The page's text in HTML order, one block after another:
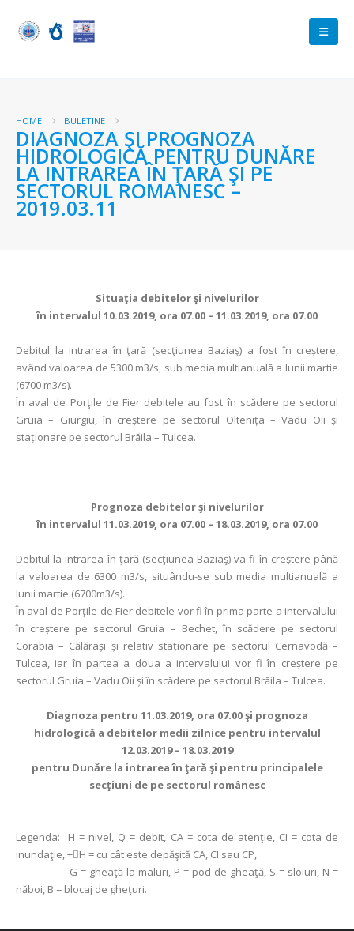
HOME BULETINE
DIAGNOZA ŞI PROGNOZA
HIDROLOGICĂ PENTRU DUNĂRE
LA INTRAREA ÎN ŢARĂ ŞI PE
SECTORUL ROMANESC –
2019.03.11
Situaţia debitelor şi nivelurilor
în intervalul 10.03.2019, ora 07.00 – 11.03.2019, ora 07.00
Debitul la intrarea în ţară (secţiunea Baziaş) a fost în creștere,
având valoarea de 5300 m3/s, sub media multianuală a lunii martie
(6700 m3/s).
În aval de Porţile de Fier debitele au fost în scădere pe sectorul
Gruia – Giurgiu, în creștere pe sectorul Oltenița – Vadu Oii și
staționare pe sectorul Brăila – Tulcea.
Prognoza debitelor şi nivelurilor
în intervalul 11.03.2019, ora 07.00 – 18.03.2019, ora 07.00
Debitul la intrarea în ţară (secţiunea Baziaş) va fi în creștere până
la valoarea de 6300 m3/s, situându-se sub media multianuală a
lunii martie (6700m3/s).
În aval de Porţile de Fier debitele vor fi în prima parte a intervalului
în creștere pe sectorul Gruia – Bechet, în scădere pe sectorul
Corabia – Călărași și relativ staționare pe sectorul Cernavodă –
Tulcea, iar în partea a doua a intervalului vor fi în creștere pe
sectorul Gruia – Vadu Oii și în scădere pe sectorul Brăila – Tulcea.
Diagnoza pentru 11.03.2019, ora 07.00 şi prognoza
hidrologică a debitelor medii zilnice pentru intervalul
12.03.2019 – 18.03.2019
pentru Dunăre la intrarea în ţară şi pentru principalele
secţiuni de pe sectorul românesc
Legenda:
H = nivel, Q = debit, CA = cota de atenţie, CI = cota de
inundaţie, +H = cu cât este depăşită CA, CI sau CP,
G = gheaţă la maluri, P = pod de gheaţă, S = sloiuri, N =
năboi, B = blocaj de gheţuri.